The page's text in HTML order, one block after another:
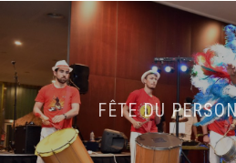
FÊTE DU